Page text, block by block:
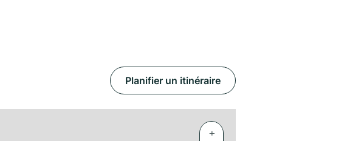
Planifier un itinéraire
+